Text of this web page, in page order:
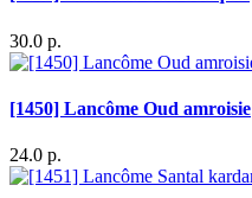
30.0 р.
[1450] Lancôme Oud amroisie
24.0 р.